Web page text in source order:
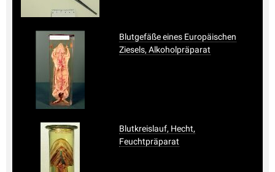
Blutgefäße eines Europäischen
Ziesels, Alkoholpräparat
Blutkreislauf, Hecht,
Feuchtpräparat